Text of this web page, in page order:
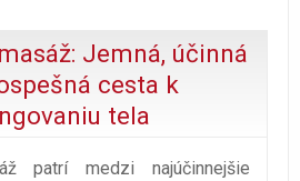
Jemná, účinná
cesta k
tela
patrí medzi najúčinnejšie